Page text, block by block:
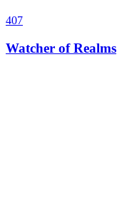
407
Watcher of Realms